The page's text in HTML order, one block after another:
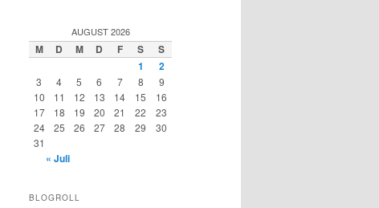
AUGUST 2026
M D M D F S
S
1
2
3 4 5 6 7 8
9
10
11 12 13 14 15
16
17
18 19 20 21 22
23
24
25 26 27 28 29
30
31
« Juli
BLOGROLL